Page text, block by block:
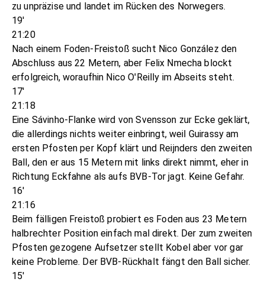
zu unpräzise und landet im Rücken des Norwegers.
19'
21:20
Nach einem Foden-Freistoß sucht Nico González den
Abschluss aus 22 Metern, aber Felix Nmecha blockt
erfolgreich, woraufhin Nico O'Reilly im Abseits steht.
17'
21:18
Eine Sávinho-Flanke wird von Svensson zur Ecke geklärt,
die allerdings nichts weiter einbringt, weil Guirassy am
ersten Pfosten per Kopf klärt und Reijnders den zweiten
Ball, den er aus 15 Metern mit links direkt nimmt, eher in
Richtung Eckfahne als aufs BVB-Tor jagt. Keine Gefahr.
16'
21:16
Beim fälligen Freistoß probiert es Foden aus 23 Metern
halbrechter Position einfach mal direkt. Der zum zweiten
Pfosten gezogene Aufsetzer stellt Kobel aber vor gar
keine Probleme. Der BVB-Rückhalt fängt den Ball sicher.
15'